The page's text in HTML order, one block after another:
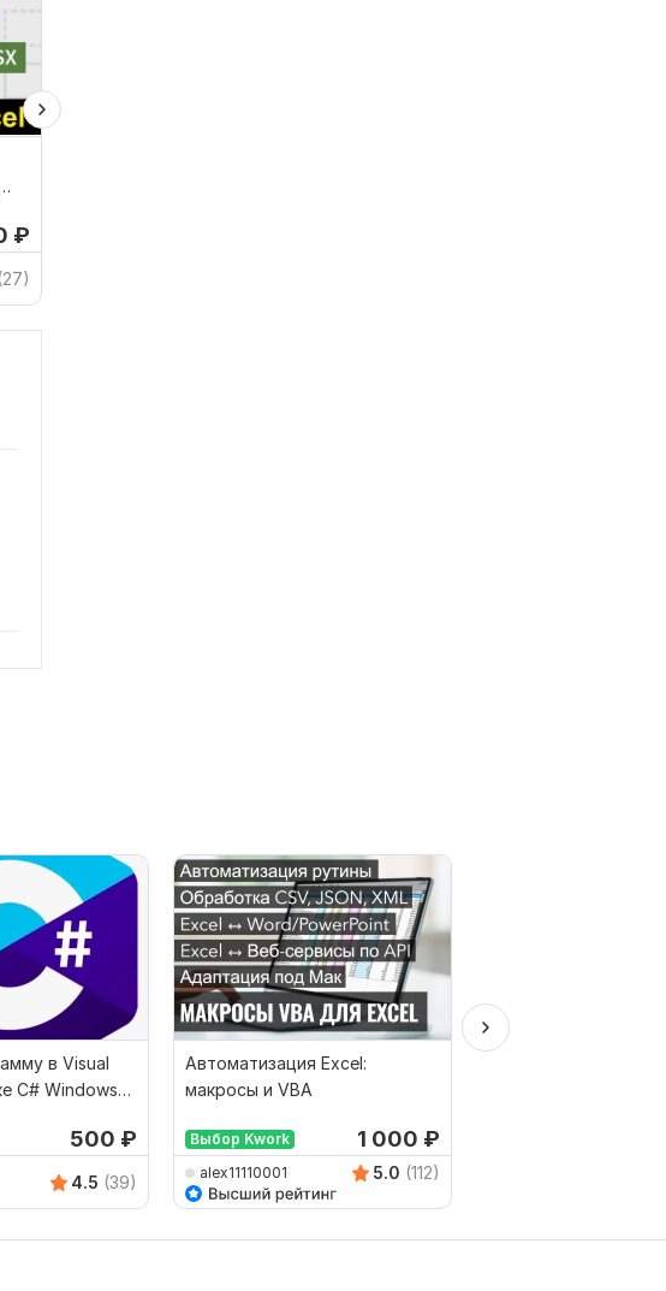
₽
(27)
в Visual
C# Windows
500 ₽
4.5 (39)
Автоматизация Excel:
макросы и VBA
Выбор Kwork 1 000 ₽
alex11110001 5.0 (112)